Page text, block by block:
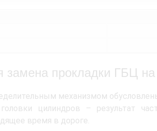
замена прокладки ГБЦ
механизмом
цилиндров – результат
время в дороге.